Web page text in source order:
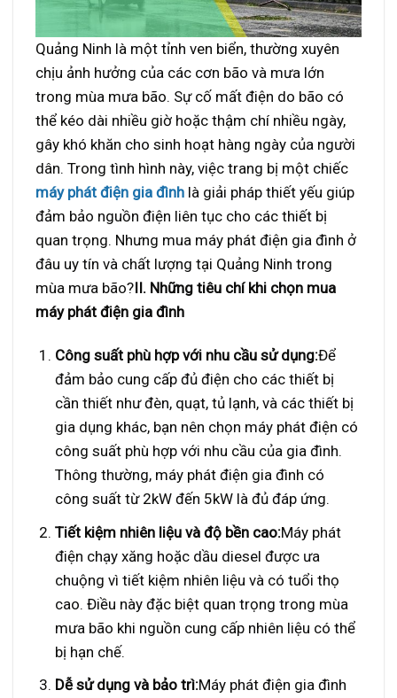
Quảng Ninh là một tỉnh ven biển, thường xuyên
chịu ảnh hưởng của các cơn bão và mưa lớn
trong mùa mưa bão. Sự cố mất điện do bão có
thể kéo dài nhiều giờ hoặc thậm chí nhiều ngày,
gây khó khăn cho sinh hoạt hàng ngày của người
dân. Trong tình hình này, việc trang bị một chiếc
máy phát điện gia đình là giải pháp thiết yếu giúp
đảm bảo nguồn điện liên tục cho các thiết bị
quan trọng. Nhưng mua máy phát điện gia đình ở
đâu uy tín và chất lượng tại Quảng Ninh trong
mùa mưa bão?II. Những tiêu chí khi chọn mua
máy phát điện gia đình
Công suất phù hợp với nhu cầu sử dụng:Để
đảm bảo cung cấp đủ điện cho các thiết bị
cần thiết như đèn, quạt, tủ lạnh, và các thiết bị
gia dụng khác, bạn nên chọn máy phát điện có
công suất phù hợp với nhu cầu của gia đình.
Thông thường, máy phát điện gia đình có
công suất từ 2kW đến 5kW là đủ đáp ứng.
Tiết kiệm nhiên liệu và độ bền cao:Máy phát
điện chạy xăng hoặc dầu diesel được ưa
chuộng vì tiết kiệm nhiên liệu và có tuổi thọ
cao. Điều này đặc biệt quan trọng trong mùa
mưa bão khi nguồn cung cấp nhiên liệu có thể
bị hạn chế.
Dễ sử dụng và bảo trì:Máy phát điện gia đình